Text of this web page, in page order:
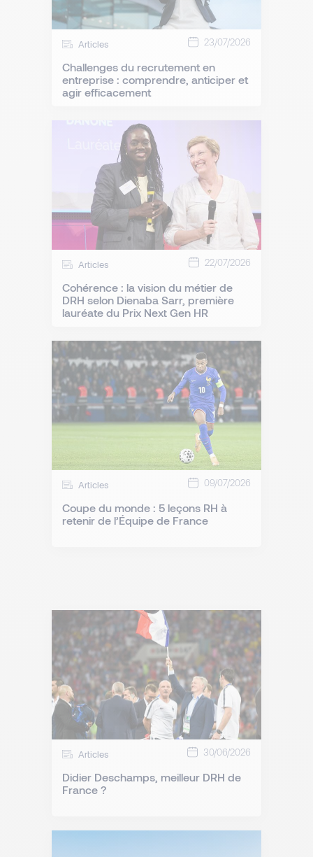
Articles 23/07/2026
Challenges du recrutement en
entreprise : comprendre, anticiper et
agir efficacement
Articles 22/07/2026
Cohérence : la vision du métier de
DRH selon Dienaba Sarr, première
lauréate du Prix Next Gen HR
Articles 09/07/2026
Coupe du monde : 5 leçons RH à
retenir de l’Équipe de France
Articles 30/06/2026
Didier Deschamps, meilleur DRH de
France ?